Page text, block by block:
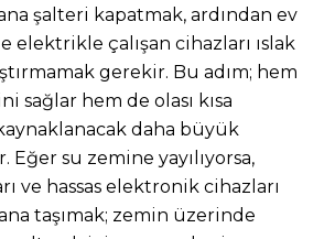
şalteri kapatmak, ardından ev
elektrikle çalışan cihazları ıslak
gerekir. Bu adım; hem
sağlar hem de olası kısa
daha büyük
Eğer su zemine yayılıyorsa,
ve hassas elektronik cihazları
taşımak; zemin üzerinde